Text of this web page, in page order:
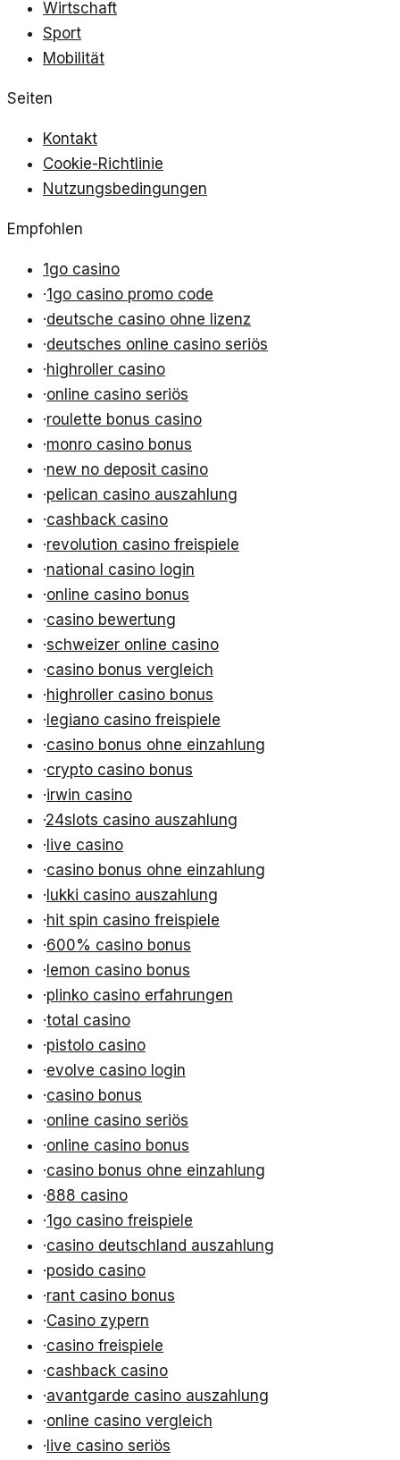
Wirtschaft
Sport
Mobilität
Seiten
Kontakt
Cookie-Richtlinie
Nutzungsbedingungen
Empfohlen
1go casino
·1go casino promo code
·deutsche casino ohne lizenz
·deutsches online casino seriös
·highroller casino
·online casino seriös
·roulette bonus casino
·monro casino bonus
·new no deposit casino
·pelican casino auszahlung
·cashback casino
·revolution casino freispiele
·national casino login
·online casino bonus
·casino bewertung
·schweizer online casino
·casino bonus vergleich
·highroller casino bonus
·legiano casino freispiele
·casino bonus ohne einzahlung
·crypto casino bonus
·irwin casino
·24slots casino auszahlung
·live casino
·casino bonus ohne einzahlung
·lukki casino auszahlung
·hit spin casino freispiele
·600% casino bonus
·lemon casino bonus
·plinko casino erfahrungen
·total casino
·pistolo casino
·evolve casino login
·casino bonus
·online casino seriös
·online casino bonus
·casino bonus ohne einzahlung
·888 casino
·1go casino freispiele
·casino deutschland auszahlung
·posido casino
·rant casino bonus
·Casino zypern
·casino freispiele
·cashback casino
·avantgarde casino auszahlung
·online casino vergleich
·live casino seriös